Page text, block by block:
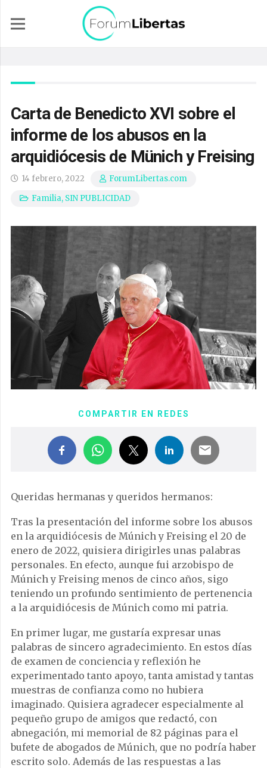
Carta de Benedicto XVI sobre el
informe de los abusos en la
arquidiócesis de Münich y Freising
14 febrero, 2022
ForumLibertas.com
Familia, SIN PUBLICIDAD
COMPARTIR EN REDES
Queridas hermanas y queridos hermanos:
Tras la presentación del informe sobre los abusos
en la arquidiócesis de Múnich y Freising el 20 de
enero de 2022, quisiera dirigirles unas palabras
personales. En efecto, aunque fui arzobispo de
Múnich y Freising menos de cinco años, sigo
teniendo un profundo sentimiento de pertenencia
a la arquidiócesis de Múnich como mi patria.
En primer lugar, me gustaría expresar unas
palabras de sincero agradecimiento. En estos días
de examen de conciencia y reflexión he
experimentado tanto apoyo, tanta amistad y tantas
muestras de confianza como no hubiera
imaginado. Quisiera agradecer especialmente al
pequeño grupo de amigos que redactó, con
abnegación, mi memorial de 82 páginas para el
bufete de abogados de Múnich, que no podría haber
escrito solo. Además de las respuestas a las